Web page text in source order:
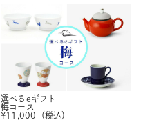
選べるeギフト
梅コース
¥11,000 （税込）